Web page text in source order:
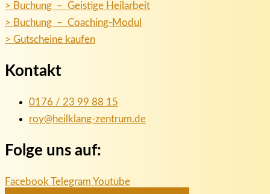
> Buchung – Geistige Heilarbeit
> Buchung – Coaching-Modul
> Gutscheine kaufen
Kontakt
0176 / 23 99 88 15
roy@heilklang-zentrum.de
Folge uns auf:
FacebookTelegram Youtube